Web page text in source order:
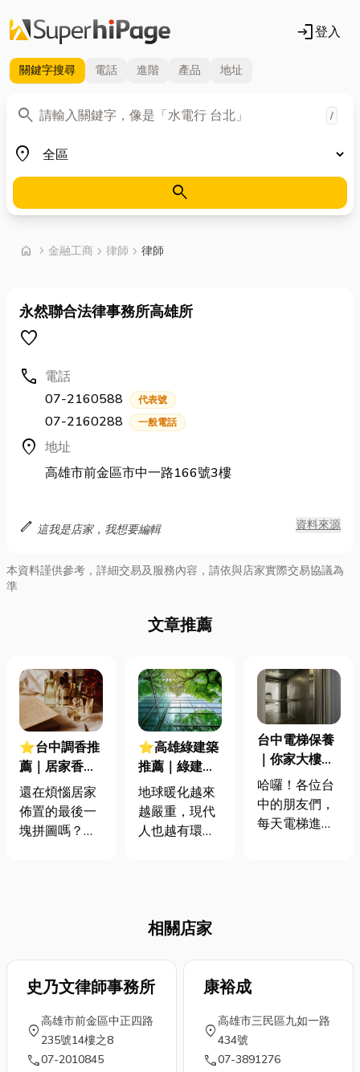
login登入
關鍵字搜尋 電話 進階 產品 地址
search
關鍵字 /
place
地區
search
home chevron_right 首頁
金融工商 chevron_right 律師 chevron_right 律師
永然聯合法律事務所高雄所
favorite
call 電話
07-2160588
代表號
07-2160288 一般電話
location_on 地址
高雄市前金區市中一路166號3樓
edit 這我是店家，我想要編輯 資料來源
本資料謹供參考，詳細交易及服務內容，請依與店家實際交易協議為
準
文章推薦
⭐台中調香推
薦｜居家香氛
怎麼挑？精選
香氛推薦挑選
指南
還在煩惱居家
佈置的最後一
塊拼圖嗎？別
但是面對琳瑯
滿目的香氛產
麼挑選？別擔
心！本篇文章
將分享實用的
⭐高雄綠建築
推薦｜綠建築
是什麼？一次
搞懂台灣九大
指標與綠建築
地球暖化越來
越嚴重，現代
人也越有環保
究竟綠建築設
建築定義又是
什麼？今天小
政部所規定的
標，以及綠色
台中電梯保養
｜你家大樓的
隱形守護者：
住戶必知的電
梯安心指南！
哈囉！各位台
中的朋友們，
每天電梯進進
就要來揭開台
你一探究竟，
最可靠的隱形
相關店家
史乃文律師事務所
location_on
高雄市前金區中正四路
235號14樓之8
call07-2010845
康裕成
location_on
高雄市三民區九如一路
434號
call07-3891276